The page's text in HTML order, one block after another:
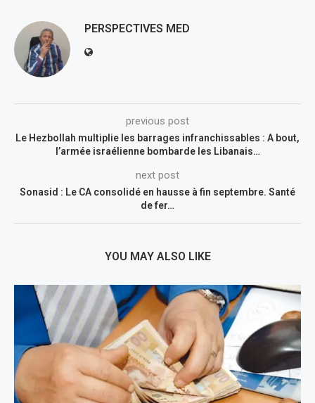
PERSPECTIVES MED
previous post
Le Hezbollah multiplie les barrages infranchissables : A bout,
l’armée israélienne bombarde les Libanais…
next post
Sonasid : Le CA consolidé en hausse à fin septembre. Santé
de fer…
YOU MAY ALSO LIKE